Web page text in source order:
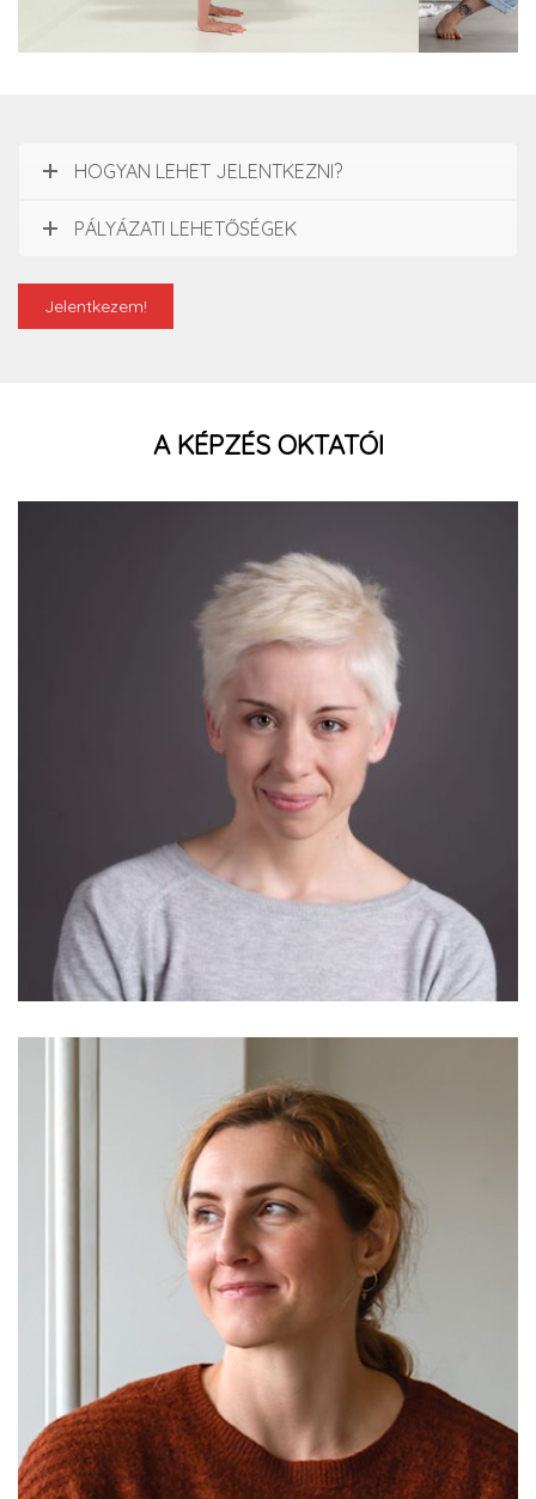
HOGYAN LEHET JELENTKEZNI?
PÁLYÁZATI LEHETŐSÉGEK
Jelentkezem!
A KÉPZÉS OKTATÓI
Pápa Gyöngyvér
Nagygyörgy Emese